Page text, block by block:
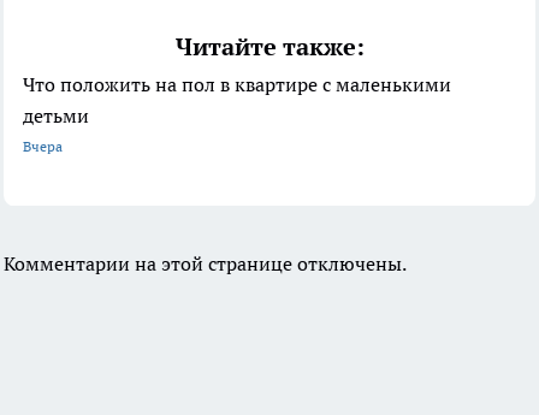
Читайте также:
Что положить на пол в квартире с маленькими
детьми
Вчера
Комментарии на этой странице отключены.